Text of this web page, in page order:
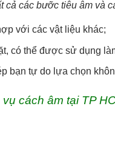
cả các bưỡc tiêu âm và
với các vật liệu khác;
có thể được sử dụng
bạn tự do lựa chọn
cách âm tại TP